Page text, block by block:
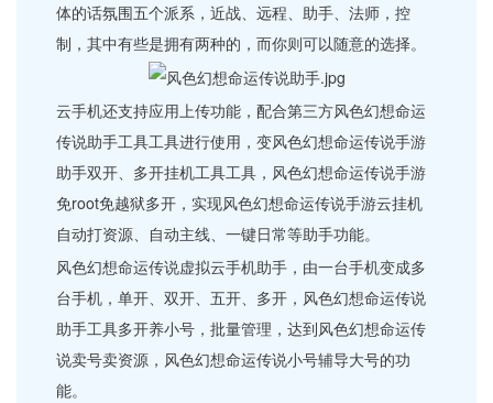
体的话氛围五个派系，近战、远程、助手、法师，控
制，其中有些是拥有两种的，而你则可以随意的选择。
云手机还支持应用上传功能，配合第三方风色幻想命运
传说助手工具工具进行使用，变风色幻想命运传说手游
助手双开、多开挂机工具工具，风色幻想命运传说手游
免root免越狱多开，实现风色幻想命运传说手游云挂机
自动打资源、自动主线、一键日常等助手功能。
风色幻想命运传说虚拟云手机助手，由一台手机变成多
台手机，单开、双开、五开、多开，风色幻想命运传说
助手工具多开养小号，批量管理，达到风色幻想命运传
说卖号卖资源，风色幻想命运传说小号辅导大号的功
能。